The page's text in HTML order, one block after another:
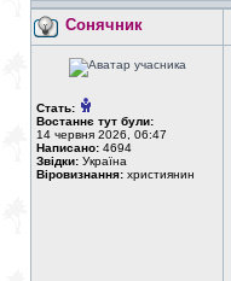
Сонячник
Стать:
Востаннє тут були:
14 червня 2026, 06:47
Написано: 4694
Звідки: Україна
Віровизнання: християнин